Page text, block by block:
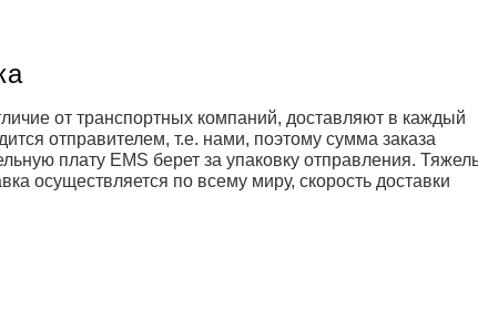
от транспортных компаний, доставляют в каждый
отправителем, т.е. нами, поэтому сумма заказа
плату EMS берет за упаковку отправления.
осуществляется по всему миру, скорость доставки